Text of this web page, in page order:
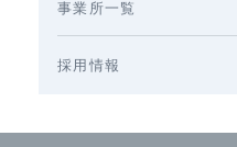
事業所一覧
採用情報